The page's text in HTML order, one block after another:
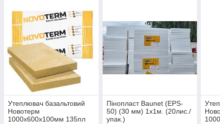
Утеплювач базальтовий
Новотерм
1000х600х100мм 135пл
Пінопласт Baunet (EPS-
50) (30 мм) 1х1м. (20лис./
упак.)